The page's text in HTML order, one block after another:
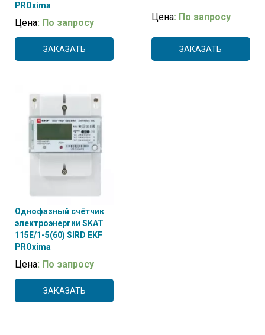
PROxima
Цена: По запросу
ЗАКАЗАТЬ
Цена: По запросу
ЗАКАЗАТЬ
Однофазный счётчик
электроэнергии SKAT
115E/1-5(60) SIRD EKF
PROxima
Цена: По запросу
ЗАКАЗАТЬ